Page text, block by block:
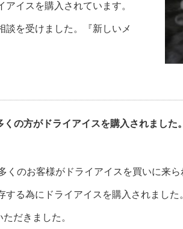
イスを購入されています。
談を受けました。『新しいメ
の方がドライアイスを購入されました。
くのお客様がドライアイスを買いに来
する為にドライアイスを購入されまし
だきました。